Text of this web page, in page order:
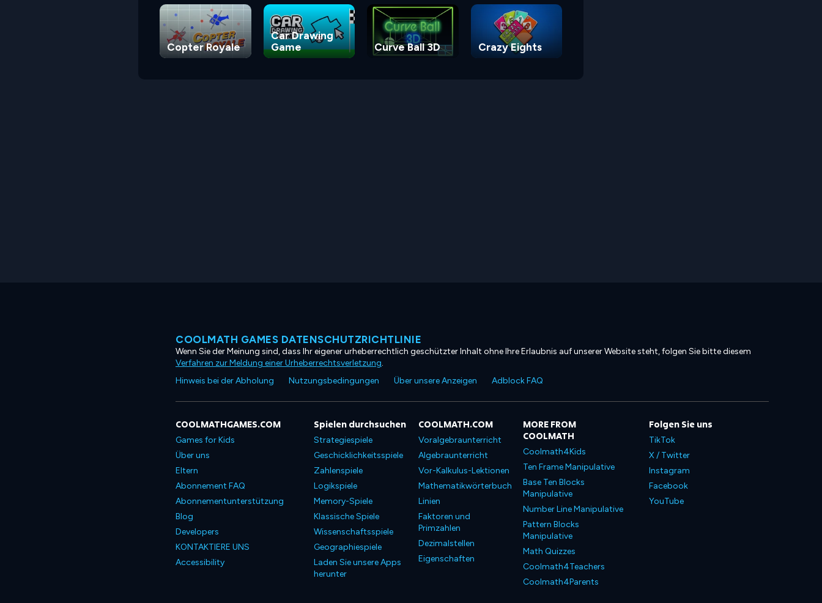
Copter Royale
Car Drawing
Game
Curve Ball 3D Crazy Eights
COOLMATH GAMES DATENSCHUTZRICHTLINIE
Wenn Sie der Meinung sind, dass Ihr eigener urheberrechtlich geschützter Inhalt ohne Ihre Erlaubnis auf unserer Website steht, folgen Sie bitte diesem
Verfahren zur Meldung einer Urheberrechtsverletzung.
Hinweis bei der Abholung
Nutzungsbedingungen Über unsere Anzeigen Adblock FAQ
COOLMATHGAMES.COM
Games for Kids
Über uns
Eltern
Abonnement FAQ
Abonnementunterstützung
Blog
Developers
KONTAKTIERE UNS
Accessibility
Spielen durchsuchen
Strategiespiele
Geschicklichkeitsspiele
Zahlenspiele
Logikspiele
Memory-Spiele
Klassische Spiele
Wissenschaftsspiele
Geographiespiele
Laden Sie unsere Apps
herunter
COOLMATH.COM
Voralgebraunterricht
Algebraunterricht
Vor-Kalkulus-Lektionen
Mathematikwörterbuch
Linien
Faktoren und
Primzahlen
Dezimalstellen
Eigenschaften
MORE FROM
COOLMATH
Coolmath4Kids
Ten Frame Manipulative
Base Ten Blocks
Manipulative
Number Line Manipulative
Pattern Blocks
Manipulative
Math Quizzes
Coolmath4Teachers
Coolmath4Parents
Folgen Sie uns
TikTok
X / Twitter
Instagram
Facebook
YouTube